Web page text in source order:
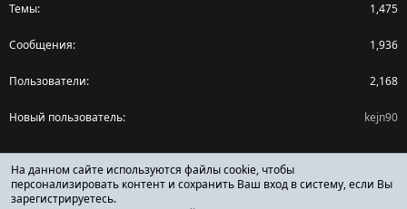
Темы 1,475
Сообщения 1,936
Пользователи 2,168
Новый пользователь kejn90
Поделиться страницей
Facebook
X (Twitter)
Reddit
На данном сайте используются файлы cookie, чтобы
персонализировать контент и сохранить Ваш вход в систему, если Вы
зарегистрируетесь.